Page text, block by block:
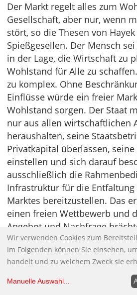
Der Markt regelt alles zum
Gesellschaft, aber nur, wenn
stört, so die Thesen von
Spießgesellen. Der Mensch
in der Lage, die Wirtschaft zu
Wohlstand für Alle zu
zu komplex. Ohne
Einflüsse würde ein freier
Wohlstand sorgen. Der Staat
nur aus allen wirtschaftlichen
heraushalten, seine
Privatkapital überlassen,
einstellen und sich darauf
ausschließlich die
Infrastruktur für die Entfaltung
Marktes bereitzustellen. Das
einen freien Wettbewerb und
Angebot und Nachfrage
Naturgesetz, auf dem freien
Preis“ für alles hervor. Und
gottgegeben.
Die vereinbarten
Wir verwenden Cookies zum
Im Folgenden können Sie einsehen,
handelt und zu welchem Zweck sie
Manuelle Auswahl...